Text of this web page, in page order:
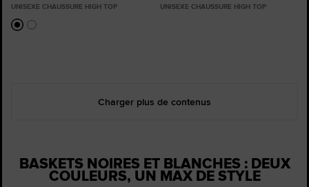
UNISEXE CHAUSSURE HIGH TOP UNISEXE CHAUSSURE HIGH TOP
Charger plus de contenus
BASKETS NOIRES ET BLANCHES : DEUX
COULEURS, UN MAX DE STYLE